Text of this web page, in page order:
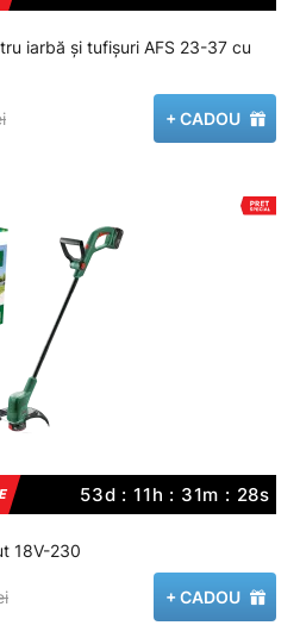
iarbă şi tufişuri AFS 23-37 cu
+ CADOU
53d : 11h : 31m : 27s
18V-230
+ CADOU